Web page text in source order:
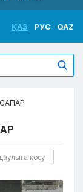
ҚАЗ РУС QAZ
қосу